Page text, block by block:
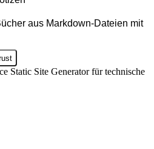
aus Markdown-Dateien mit